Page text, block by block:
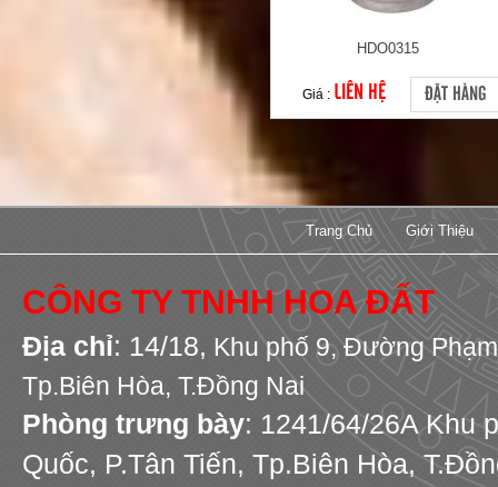
HDO0315
Giá : LIÊN HỆ ĐẶT HÀNG
Trang Chủ Giới Thiệu
CÔNG TY TNHH HOA ĐẤT
Địa chỉ: 14/18, Khu phố 9,Đường Phạm
Tp.Biên Hòa, T.Đồng Nai
Phòng trưng bày: 1241/64/26A Khu
Quốc, P.Tân Tiến, Tp.Biên Hòa,